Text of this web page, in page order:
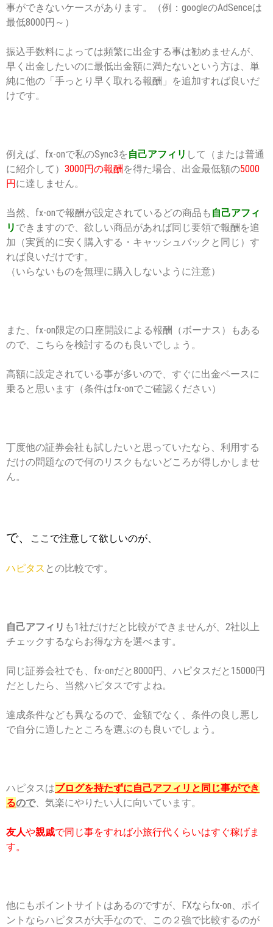
事ができないケースがあります。（例：googleのAdSenceは
最低8000円～）
振込手数料によっては頻繁に出金する事は勧めませんが、
早く出金したいのに最低出金額に満たないという方は、単
純に他の「手っとり早く取れる報酬」を追加すれば良いだ
けです。
例えば、fx-onで私のSync3を 自己アフィリ して（または普通
に紹介して） 3000円の報酬 を得た場合、出金最低額の5000
円 に達しません。
当然、fx-onで報酬が設定されているどの商品も 自己アフィ
リ できますので、欲しい商品があれば同じ要領で報酬を追
加（実質的に安く購入する・キャッシュバックと同じ）す
れば良いだけです。
（いらないものを無理に購入しないように注意）
また、fx-on限定の口座開設による報酬（ボーナス）もある
ので、こちらを検討するのも良いでしょう。
高額に設定されている事が多いので、すぐに出金ベースに
乗ると思います（条件はfx-onでご確認ください）
丁度他の証券会社も試したいと思っていたなら、利用する
だけの問題なので何のリスクもないどころが得しかしませ
ん。
で、 ここで注意して欲しいのが、
ハピタス との比較です。
自己アフィリ も1社だけだと比較ができませんが、2社以上
チェックするならお得な方を選べます。
同じ証券会社でも、fx-onだと8000円、ハピタスだと15000円
だとしたら、当然ハピタスですよね。
達成条件なども異なるので、金額でなく、条件の良し悪し
で自分に適したところを選ぶのも良いでしょう。
ハピタスはブログを持たずに自己アフィリと同じ事ができ
るので、気楽にやりたい人に向いています。
友人や親戚で同じ事をすれば小旅行代くらいはすぐ稼げま
す。
他にもポイントサイトはあるのですが、FXならfx-on、ポイ
ントならハピタスが大手なので、この２強で比較するのが